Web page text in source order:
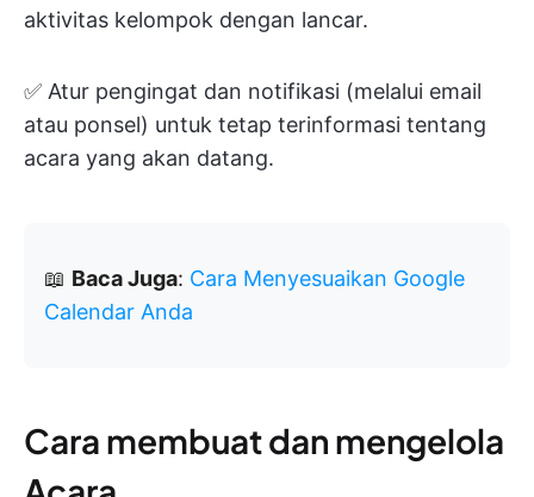
aktivitas kelompok dengan lancar.
✅ Atur pengingat dan notifikasi (melalui email
atau ponsel) untuk tetap terinformasi tentang
acara yang akan datang.
📖 Baca Juga: Cara Menyesuaikan Google
Calendar Anda
Cara membuat dan mengelola